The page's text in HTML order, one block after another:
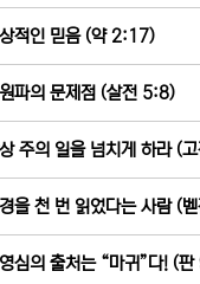
적인 믿음 (약 2:17)
파의 문제점 (살전 5:8)
주의 일을 넘치게 하라 (
을 천 번 읽었다는 사람 (
심의 출처는 “마귀”다! (